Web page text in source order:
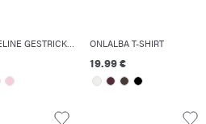
JDYCIRKELINE GESTRICKTES OBERTEIL ONLALBA T-SHIRT
19.99 €